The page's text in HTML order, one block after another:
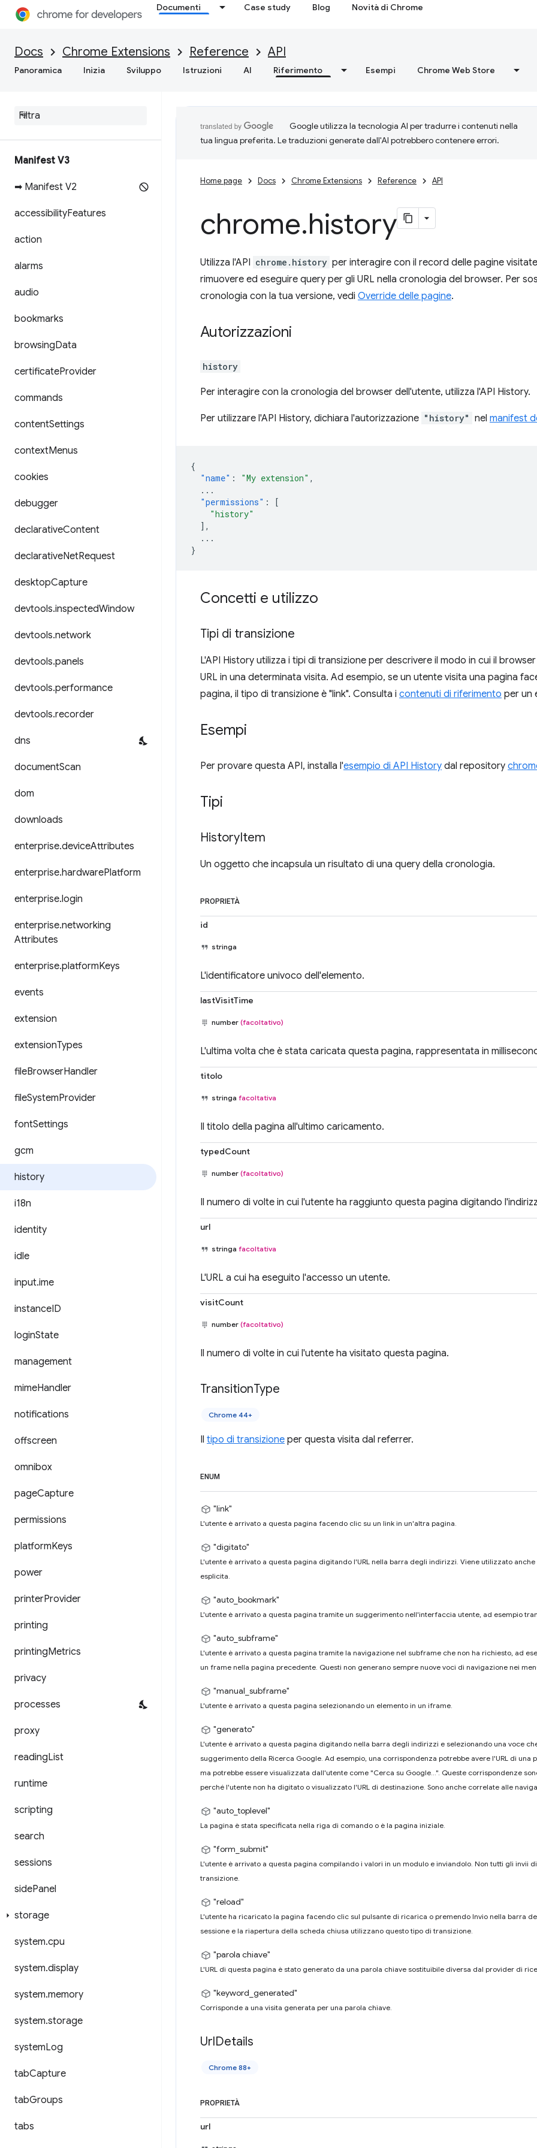
Documenti Case study Blog Novità di Chrome
Docs Chrome Extensions Reference API
Panoramica Inizia Sviluppo Istruzioni AI Riferimento Esempi Chrome Web Store
Manifest V3
➡ Manifest V2
accessibilityFeatures
action
alarms
audio
bookmarks
browsingData
certificateProvider
commands
contentSettings
contextMenus
cookies
debugger
declarativeContent
declarativeNetRequest
desktopCapture
devtools.inspectedWindow
devtools.network
devtools.panels
devtools.performance
devtools.recorder
dns
documentScan
dom
downloads
enterprise.deviceAttributes
enterprise.hardwarePlatform
enterprise.login
enterprise.networking
Attributes
enterprise.platformKeys
events
extension
extensionTypes
fileBrowserHandler
fileSystemProvider
fontSettings
gcm
history
i18n
identity
idle
input.ime
instanceID
loginState
management
mimeHandler
notifications
offscreen
omnibox
pageCapture
permissions
platformKeys
power
printerProvider
printing
printingMetrics
privacy
processes
proxy
readingList
runtime
scripting
search
sessions
sidePanel
storage
system.cpu
system.display
system.memory
system.storage
systemLog
tabCapture
tabGroups
tabs
Google utilizza la tecnologia AI per tradurre i contenuti nella
tua lingua preferita. Le traduzioni generate dall'AI potrebbero contenere errori.
Home page Docs Chrome Extensions Reference API
chrome.history
Utilizza l'API chrome.history per interagire con il record delle pagine
rimuovere ed eseguire query per gli URL nella cronologia del browser. Per
cronologia con la tua versione, vedi Override delle pagine.
Autorizzazioni
history
Per interagire con la cronologia del browser dell'utente, utilizza l'API History.
Per utilizzare l'API History, dichiara l'autorizzazione "history" nel manifest
{
"name" : "My extension" ,
...
"permissions" :
[
"history"
],
...
}
Concetti e utilizzo
Tipi di transizione
L'API History utilizza i tipi di transizione per descrivere il modo in cui il
URL in una determinata visita. Ad esempio, se un utente visita una pagina
pagina, il tipo di transizione è "link". Consulta i contenuti di riferimento per un
Esempi
Per provare questa API, installa l'esempio di API History dal repository
Tipi
HistoryItem
Un oggetto che incapsula un risultato di una query della cronologia.
PROPRIETÀ
id
stringa
L'identificatore univoco dell'elemento.
lastVisitTime
number (facoltativo)
L'ultima volta che è stata caricata questa pagina, rappresentata in
titolo
stringa facoltativa
Il titolo della pagina all'ultimo caricamento.
typedCount
number (facoltativo)
Il numero di volte in cui l'utente ha raggiunto questa pagina digitando
url
stringa facoltativa
L'URL a cui ha eseguito l'accesso un utente.
visitCount
number (facoltativo)
Il numero di volte in cui l'utente ha visitato questa pagina.
TransitionType
Chrome 44+
Il tipo di transizione per questa visita dal referrer.
ENUM
"link"
L'utente è arrivato a questa pagina facendo clic su un link in un'altra pagina.
"digitato"
L'utente è arrivato a questa pagina digitando l'URL nella barra degli indirizzi. Viene utilizzato
esplicita.
"auto_bookmark"
L'utente è arrivato a questa pagina tramite un suggerimento nell'interfaccia utente, ad esempio
"auto_subframe"
L'utente è arrivato a questa pagina tramite la navigazione nel subframe che non ha richiesto, ad
un frame nella pagina precedente. Questi non generano sempre nuove voci di navigazione nei
"manual_subframe"
L'utente è arrivato a questa pagina selezionando un elemento in un iframe.
"generato"
L'utente è arrivato a questa pagina digitando nella barra degli indirizzi e selezionando una voce
suggerimento della Ricerca Google. Ad esempio, una corrispondenza potrebbe avere l'URL di una
ma potrebbe essere visualizzata dall'utente come "Cerca su Google…". Queste corrispondenze
perché l'utente non ha digitato o visualizzato l'URL di destinazione. Sono anche correlate alle
"auto_toplevel"
La pagina è stata specificata nella riga di comando o è la pagina iniziale.
"form_submit"
L'utente è arrivato a questa pagina compilando i valori in un modulo e inviandolo. Non tutti gli invii
transizione.
"reload"
L'utente ha ricaricato la pagina facendo clic sul pulsante di ricarica o premendo Invio nella barra
sessione e la riapertura della scheda chiusa utilizzano questo tipo di transizione.
"parola chiave"
L'URL di questa pagina è stato generato da una parola chiave sostituibile diversa dal provider di
"keyword_generated"
Corrisponde a una visita generata per una parola chiave.
UrlDetails
Chrome 88+
PROPRIETÀ
url